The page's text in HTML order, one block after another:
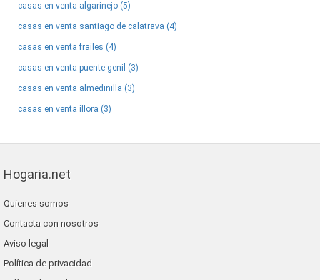
casas en venta algarinejo (5)
casas en venta santiago de calatrava (4)
casas en venta frailes (4)
casas en venta puente genil (3)
casas en venta almedinilla (3)
casas en venta illora (3)
Hogaria.net
Quienes somos
Contacta con nosotros
Aviso legal
Política de privacidad